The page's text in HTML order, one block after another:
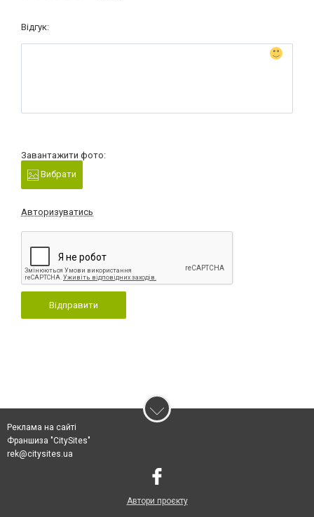
Відгук:
Завантажити фото:
Вибрати
Авторизуватись
Відправити
Реклама на сайті
Франшиза "CitySites"
rek@citysites.ua
Автори проєкту